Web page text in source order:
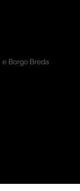
Borgo Breda